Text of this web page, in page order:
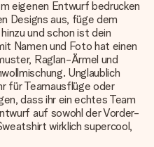
eigenen Entwurf bedrucken
Designs aus, füge dem
und schon ist dein
Namen und Foto hat einen
Raglan-Ärmel und
Unglaublich
für Teamausflüge oder
dass ihr ein echtes Team
auf sowohl der Vorder-
wirklich supercool,